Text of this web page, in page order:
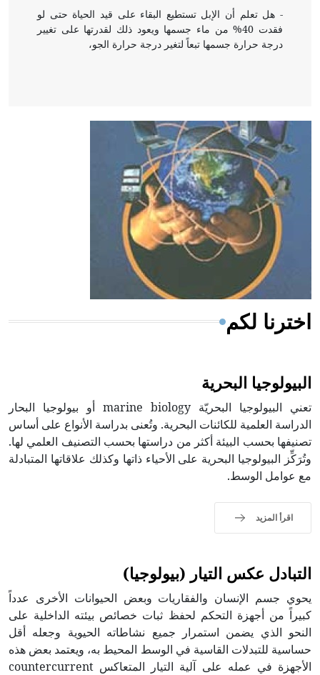
- هل تعلم أن الإبل تستطيع البقاء على قيد الحياة حتى لو
فقدت 40% من ماء جسمها ويعود ذلك لقدرتها على تغيير
درجة حرارة جسمها تبعاً لتغير درجة حرارة الجو،
- هل تعلم أن أبقراط كتب في الطب أربعة مؤلفات هي:
الحكم، الأدلة، تنظيم التغذية، ورسالته في جروح الرأس.
ويعود له الفضل بأنه حرر الطب من الدين والفلسفة.
- هل تعلم أن المرجان إفراز حيواني يتكون في البحر ويتركب
من مادة كربونات الكلسيوم، وهو أحمر أو شديد الحمرة وهو
أجود أنواعه، ويمتاز بكبر الحجم ويسمى الش
اخترنا لكم
البيولوجيا البحرية
تعني البيولوجيا البحريّة marine biology أو بيولوجيا البحار
الدراسة العلمية للكائنات البحرية. وتُعنى بدراسة الأنواع على أساس
تصنيفها بحسب البيئة أكثر من دراستها بحسب التصنيف العلمي لها.
وتُرَكِّز البيولوجيا البحرية على الأحياء ذاتها وكذلك علاقاتها المتبادلة
مع عوامل الوسط.
اقرأ المزيد
التبادل عكس التيار (بيولوجيا)
يحوي جسم الإنسان والفقاريات وبعض الحيوانات الأخرى عدداً
كبيراً من أجهزة التحكم لحفظ ثبات خصائص بيئته الداخلية على
النحو الذي يضمن استمرار جميع نشاطاته الحيوية وجعله أقل
حساسية للتبدلات القاسية في الوسط المحيط به، ويعتمد بعض هذه
الأجهزة في عمله على آلية التيار المتعاكس countercurrent